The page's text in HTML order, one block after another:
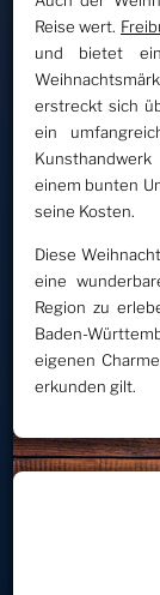
Reise wert.
und bietet
erstreckt sich
ein
einem bunten
seine Kosten.
Diese
eine
Region zu
Baden-
eigenen
erkunden gilt.